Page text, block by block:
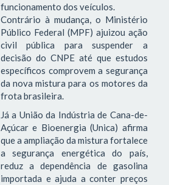
funcionamento dos veículos.
Contrário à mudança, o Ministério
Público Federal (MPF) ajuizou ação
civil pública para suspender a
decisão do CNPE até que estudos
específicos comprovem a segurança
da nova mistura para os motores da
frota brasileira.
Já a União da Indústria de Cana-de-
Açúcar e Bioenergia (Unica) afirma
que a ampliação da mistura fortalece
a segurança energética do país,
reduz a dependência de gasolina
importada e ajuda a conter preços